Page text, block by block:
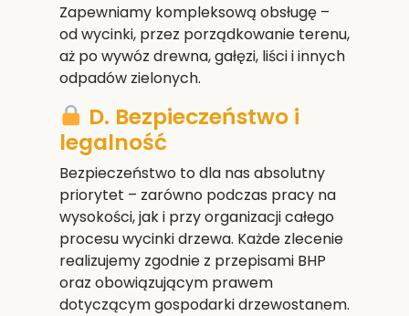
Zapewniamy kompleksową obsługę –
od wycinki, przez porządkowanie terenu,
aż po wywóz drewna, gałęzi, liści i innych
odpadów zielonych.
D. Bezpieczeństwo i
legalność
Bezpieczeństwo to dla nas absolutny
priorytet – zarówno podczas pracy na
wysokości, jak i przy organizacji całego
procesu wycinki drzewa. Każde zlecenie
realizujemy zgodnie z przepisami BHP
oraz obowiązującym prawem
dotyczącym gospodarki drzewostanem.